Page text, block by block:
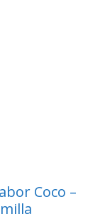
Coco –